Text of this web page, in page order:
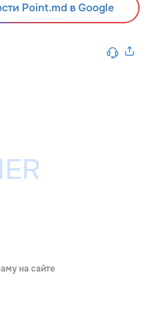
Point.md в Google
на сайте